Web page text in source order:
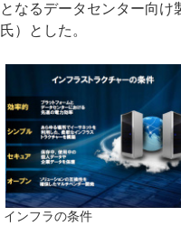
となるデータセンター向け
氏）とした。
インフラの条件